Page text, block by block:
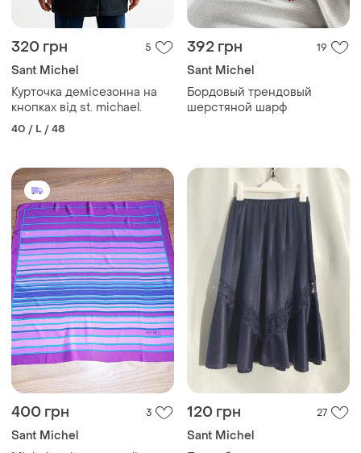
320 грн 5
Sant Michel
Курточка демісезонна на
кнопках від st. michael.
40 / L / 48
392 грн 19
Sant Michel
Бордовый трендовый
шерстяной шарф
400 грн 3
Sant Michel
120 грн 27
Sant Michel